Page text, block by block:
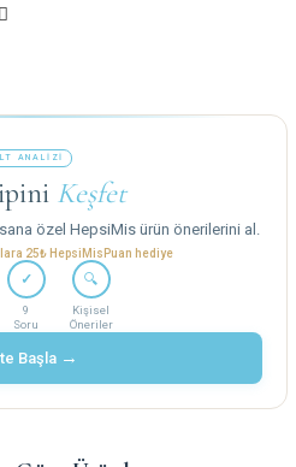
ANALİZİ
Keşfet
özel HepsiMis ürün önerilerini al.
25₺ HepsiMisPuan hediye
✓
9
Soru
🔍
Kişisel
Öneriler
Başla →